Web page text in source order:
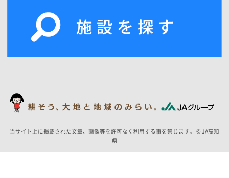
当サイト上に掲載された文章、画像等を許可なく利用する事を禁じます。 © JA高知
県